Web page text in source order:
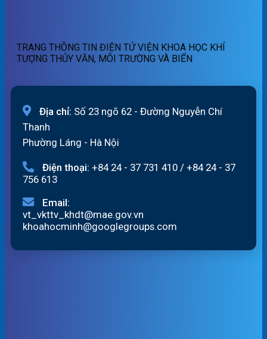
ngày
05/08/2026
TRANG THÔNG TIN ĐIỆN TỬ VIỆN KHOA HỌC KHÍ
TƯỢNG THỦY VĂN, MÔI TRƯỜNG VÀ BIỂN
Địa chỉ: Số 23 ngõ 62 - Đường Nguyễn Chí
Thanh
Phường Láng - Hà Nội
Điện thoại: +84 24 - 37 731 410 / +84 24 - 37
756 613
Email:
vt_vkttv_khdt@mae.gov.vn
khoahocminh@googlegroups.com